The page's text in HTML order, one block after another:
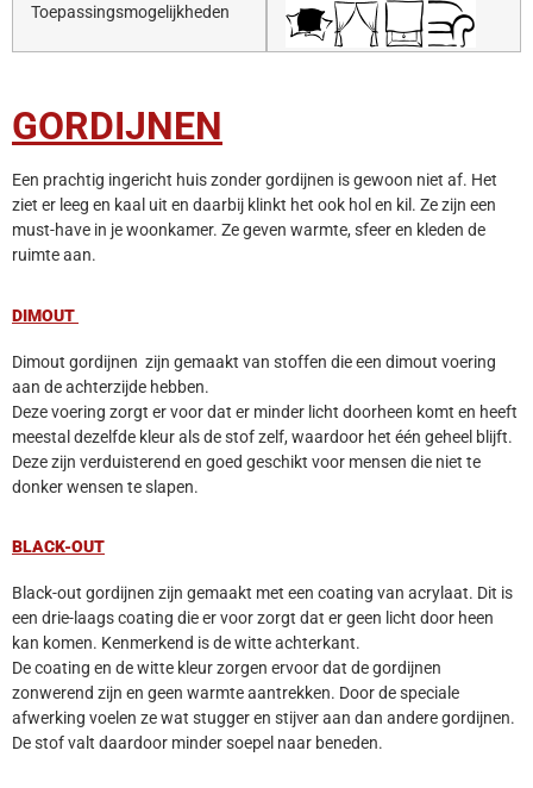
Toepassingsmogelijkheden
GORDIJNEN
Een prachtig ingericht huis zonder gordijnen is gewoon niet af. Het
ziet er leeg en kaal uit en daarbij klinkt het ook hol en kil. Ze zijn een
must-have in je woonkamer. Ze geven warmte, sfeer en kleden de
ruimte aan.
DIMOUT
Dimout gordijnen zijn gemaakt van stoffen die een dimout voering
aan de achterzijde hebben.
Deze voering zorgt er voor dat er minder licht doorheen komt en heeft
meestal dezelfde kleur als de stof zelf, waardoor het één geheel blijft.
Deze zijn verduisterend en goed geschikt voor mensen die niet te
donker wensen te slapen.
BLACK-OUT
Black-out gordijnen zijn gemaakt met een coating van acrylaat. Dit is
een drie-laags coating die er voor zorgt dat er geen licht door heen
kan komen. Kenmerkend is de witte achterkant.
De coating en de witte kleur zorgen ervoor dat de gordijnen
zonwerend zijn en geen warmte aantrekken. Door de speciale
afwerking voelen ze wat stugger en stijver aan dan andere gordijnen.
De stof valt daardoor minder soepel naar beneden.